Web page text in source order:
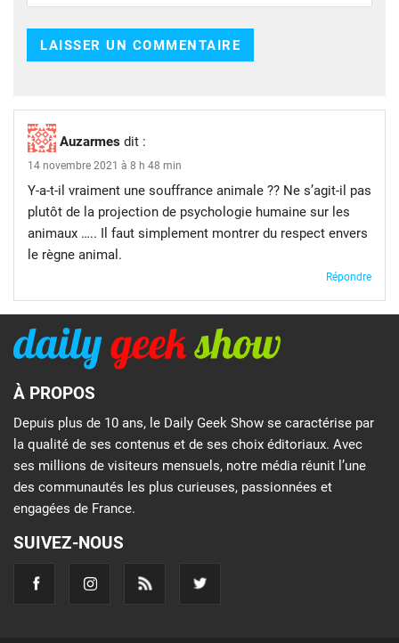
Auzarmes dit :
14 novembre 2021 à 8 h 48 min
Y-a-t-il vraiment une souffrance animale ?? Ne s’agit-il pas
plutôt de la projection de psychologie humaine sur les
animaux ….. Il faut simplement montrer du respect envers
le règne animal.
Répondre
À PROPOS
Depuis plus de 10 ans, le Daily Geek Show se caractérise par
la qualité de ses contenus et de ses choix éditoriaux. Avec
ses millions de visiteurs mensuels, notre média réunit l’une
des communautés les plus curieuses, passionnées et
engagées de France.
SUIVEZ-NOUS